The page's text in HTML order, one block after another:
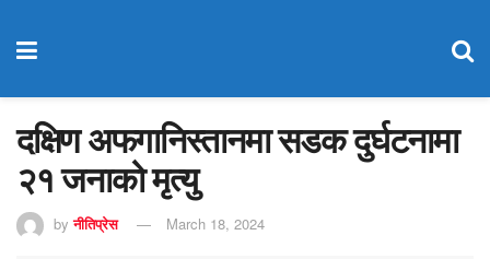
दक्षिण अफगानिस्तानमा सडक दुर्घटनामा
२१ जनाको मृत्यु
by नीतिप्रेस March 18, 2024